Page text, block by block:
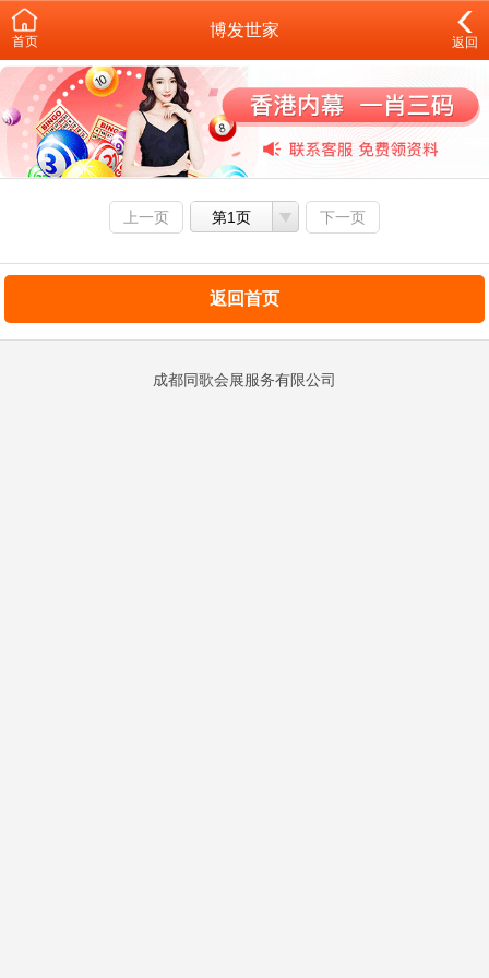
首页
博发世家
返回
上一页 第1页 下一页
返回首页
成都同歌会展服务有限公司